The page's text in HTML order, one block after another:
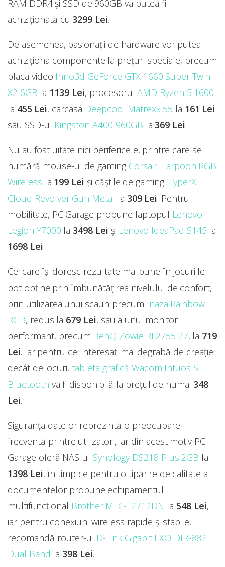
RAM DDR4 și SSD de 960GB va putea fi
achiziționată cu 3299 Lei.
De asemenea, pasionații de hardware vor putea
achiziționa componente la prețuri speciale, precum
placa video Inno3d GeForce GTX 1660 Super Twin
X2 6GB la 1139 Lei, procesorulAMD Ryzen 5 1600
la 455 Lei, carcasa Deepcool Matrexx 55 la 161 Lei
sau SSD-ul Kingston A400 960GB la 369 Lei.
Nu au fost uitate nici perifericele, printre care se
numără mouse-ul de gaming Corsair Harpoon RGB
Wireless la 199 Lei și căștile de gaming HyperX
Cloud Revolver Gun Metal la 309 Lei. Pentru
mobilitate, PC Garage propune laptopul Lenovo
Legion Y7000 la 3498 Lei și Lenovo IdeaPad S145 la
1698 Lei.
Cei care își doresc rezultate mai bune în jocuri le
pot obține prin îmbunătățirea nivelului de confort,
prin utilizarea unui scaun precum Inaza Rainbow
RGB, redus la 679 Lei, sau a unui monitor
performant, precum BenQ Zowie RL2755 27, la 719
Lei. Iar pentru cei interesați mai degrabă de creație
decât de jocuri,tableta grafică Wacom Intuos S
Bluetooth va fi disponibilă la prețul de numai 348
Lei.
Siguranța datelor reprezintă o preocupare
frecventă printre utilizatori, iar din acest motiv PC
Garage oferă NAS-ul Synology DS218 Plus 2GB la
1398 Lei, în timp ce pentru o tipărire de calitate a
documentelor propune echipamentul
multifuncțional Brother MFC-L2712DN la 548 Lei,
iar pentru conexiuni wireless rapide și stabile,
recomandă router-ul D-Link Gigabit EXO DIR-882
Dual Band la 398 Lei.